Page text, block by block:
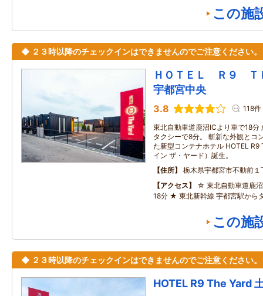
この施
◆ ２３時以降のチェックインはできませんのでご注意ください。
ＨＯＴＥＬ Ｒ９
宇都宮中央
3.8 118件
東北自動車道鹿沼ICより車で18分
タクシーで8分。 斬新な外観とコ
た新型コンテナホテル HOTEL
イン ザ・ヤード）誕生。
住所
栃木県宇都宮市不動前１
アクセス
☆ 東北自動車道鹿
18分 ★ 東北新幹線 宇都宮駅から
この施
◆ ２３時以降のチェックインはできませんのでご注意ください。
HOTEL R9 The Yard